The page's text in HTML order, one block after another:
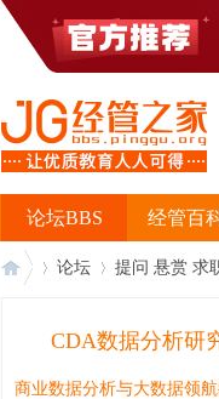
经管百
论坛BBS
论坛 提问 悬赏 求
CDA数据分析研
商业数据分析与大数据领